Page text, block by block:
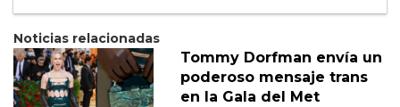
Noticias relacionadas
Tommy Dorfman envía un
poderoso mensaje trans
en la Gala del Met